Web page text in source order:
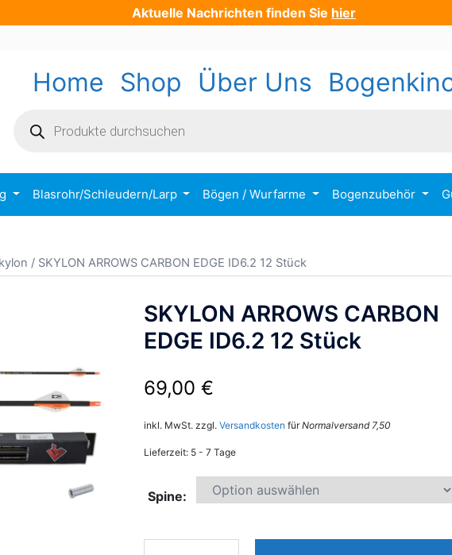
Aktuelle Nachrichten finden Sie hier
Home Shop Über Uns
search
Blasrohr/Schleudern/Larp Bögen / Wurfarme Bogenzubehör
/ SKYLON ARROWS CARBON EDGE ID6.2 12 Stück
SKYLON ARROWS CARBON
EDGE ID6.2 12 Stück
69,00 €
inkl. MwSt. zzgl. Versandkosten fürNormalversand 7,50
Lieferzeit: 5 - 7 Tage
Spine: